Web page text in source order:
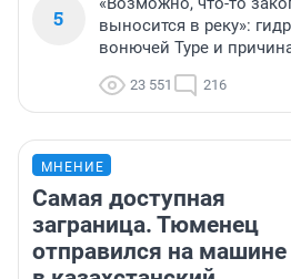
5
выносится в реку»:
вонючей Туре и
23 551 216
МНЕНИЕ
Самая доступная
заграница. Тюменец
отправился на машине